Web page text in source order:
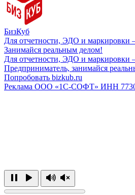
БизКуб
Для отчетности, ЭДО и маркировки
Занимайся реальным делом!
Для отчетности, ЭДО и маркировки
Предприниматель, занимайся
Попробовать bizkub.ru
Реклама ООО «1С-СОФТ» ИНН